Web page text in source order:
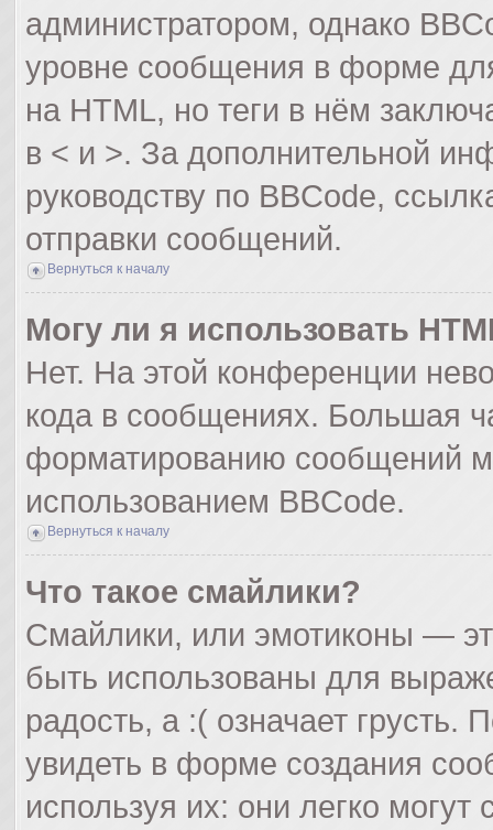
администратором, однако
уровне сообщения в форме
на HTML, но теги в нём
в < и >. За дополнительной
руководству по BBCode,
отправки сообщений.
Вернуться к началу
Могу ли я использовать
Нет. На этой конференции
кода в сообщениях. Большая
форматированию сообщений
использованием BBCode.
Вернуться к началу
Что такое смайлики?
Смайлики, или эмотиконы —
быть использованы для
радость, а :( означает
увидеть в форме создания
используя их: они легко